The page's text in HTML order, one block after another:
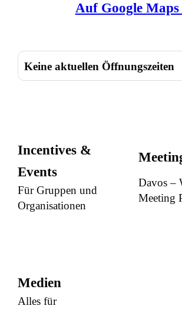
Auf Google Maps
Keine aktuellen Öffnungszeiten
Incentives &
Events
Für Gruppen und
Organisationen
Davos –
Meeting
Medien
Alles für